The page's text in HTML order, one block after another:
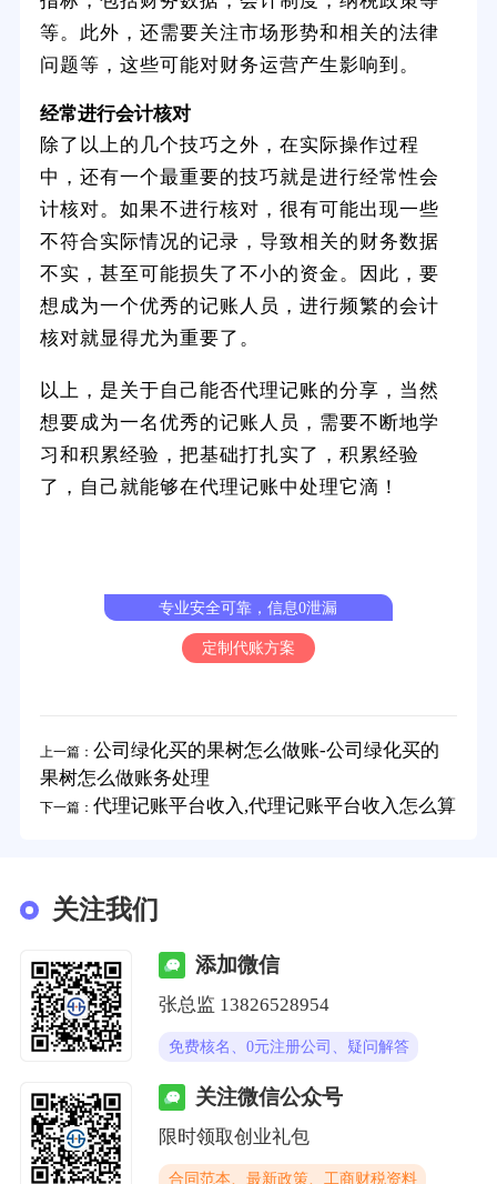
等。此外，还需要关注市场形势和相关的法律
问题等，这些可能对财务运营产生影响到。
经常进行会计核对
除了以上的几个技巧之外，在实际操作过程
中，还有一个最重要的技巧就是进行经常性会
计核对。如果不进行核对，很有可能出现一些
不符合实际情况的记录，导致相关的财务数据
不实，甚至可能损失了不小的资金。因此，要
想成为一个优秀的记账人员，进行频繁的会计
核对就显得尤为重要了。
以上，是关于自己能否代理记账的分享，当然
想要成为一名优秀的记账人员，需要不断地学
习和积累经验，把基础打扎实了，积累经验
了，自己就能够在代理记账中处理它滴！
专业安全可靠，信息0泄漏
定制代账方案
上一篇： 公司绿化买的果树怎么做账-公司绿化买的
果树怎么做账务处理
下一篇： 代理记账平台收入,代理记账平台收入怎么算
关注我们
添加微信
张总监 13826528954
免费核名、0元注册公司、疑问解答
关注微信公众号
限时领取创业礼包
合同范本、最新政策、工商财税资料